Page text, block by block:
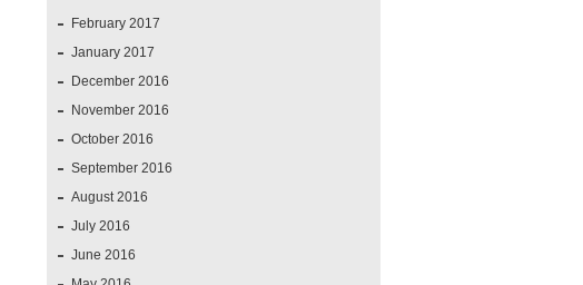
February 2017
January 2017
December 2016
November 2016
October 2016
September 2016
August 2016
July 2016
June 2016